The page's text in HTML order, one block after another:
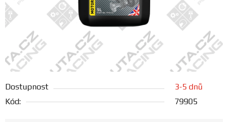
Obchodní
podmínky
Doprava
Blog
Dostupnost
3-5 dnů
Kód:
79905